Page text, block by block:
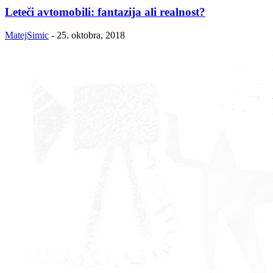
Leteči avtomobili: fantazija ali realnost?
MatejSimic - 25. oktobra, 2018